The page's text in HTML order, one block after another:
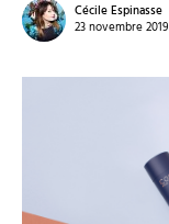
Cécile Espinasse
23 novembre 2019